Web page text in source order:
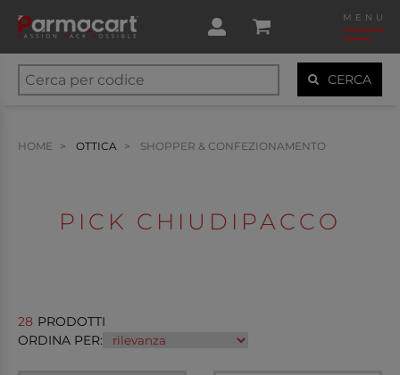
MENU
CERCA
HOME OTTICA SHOPPER & CONFEZIONAMENTO
PICK CHIUDIPACCO
28 PRODOTTI
ORDINA PER: